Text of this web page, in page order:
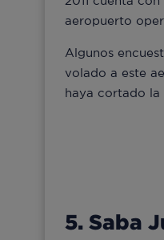
aeropuerto
Algunos
volado a este
haya cortado la
5. Saba